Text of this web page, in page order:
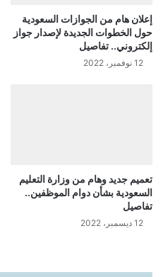
إعلان هام من الجوازات السعودية
حول الخطوات الجديدة لإصدار جواز
إلكتروني.. تفاصيل
12 نوفمبر، 2022
تعميم جديد وهام من وزارة التعليم
السعودية بشأن دوام الموظفين..
تفاصيل
12 ديسمبر، 2022